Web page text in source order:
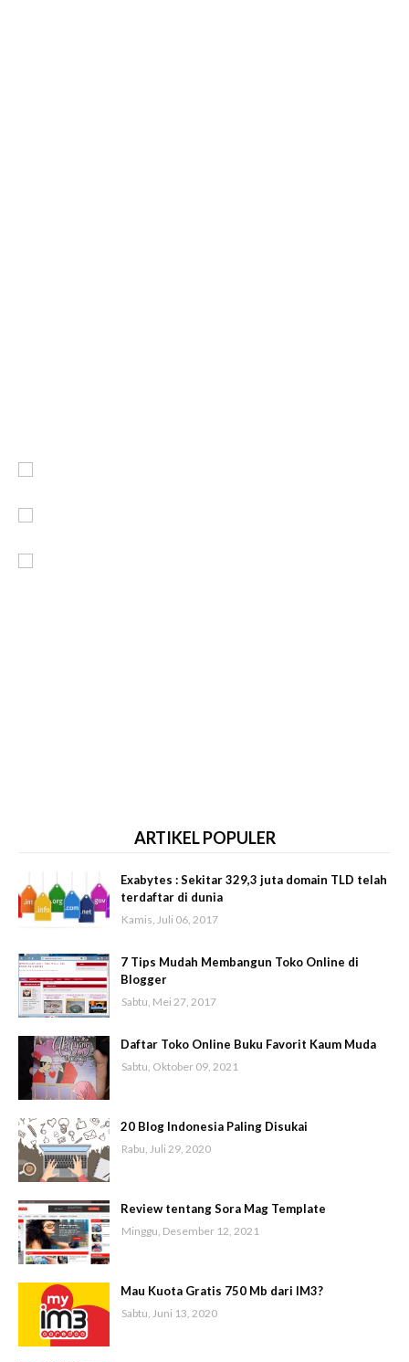
ARTIKEL POPULER
Exabytes : Sekitar 329,3 juta domain TLD telah
terdaftar di dunia
Kamis, Juli 06, 2017
7 Tips Mudah Membangun Toko Online di
Blogger
Sabtu, Mei 27, 2017
Daftar Toko Online Buku Favorit Kaum Muda
Sabtu, Oktober 09, 2021
20 Blog Indonesia Paling Disukai
Rabu, Juli 29, 2020
Review tentang Sora Mag Template
Minggu, Desember 12, 2021
Mau Kuota Gratis 750 Mb dari IM3?
Sabtu, Juni 13, 2020